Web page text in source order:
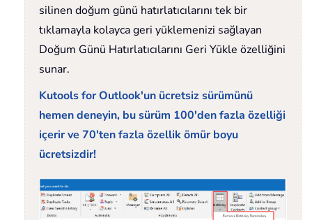
silinen doğum günü hatırlatıcılarını tek bir
tıklamayla kolayca geri yüklemenizi sağlayan
Doğum Günü Hatırlatıcılarını Geri Yükle özelliğini
sunar.
Kutools for Outlook'un ücretsiz sürümünü
hemen deneyin, bu sürüm 100'den fazla özelliği
içerir ve 70'ten fazla özellik ömür boyu
ücretsizdir!